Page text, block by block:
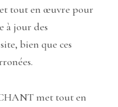
tout en œuvre pour
à jour des
bien que ces
met tout en